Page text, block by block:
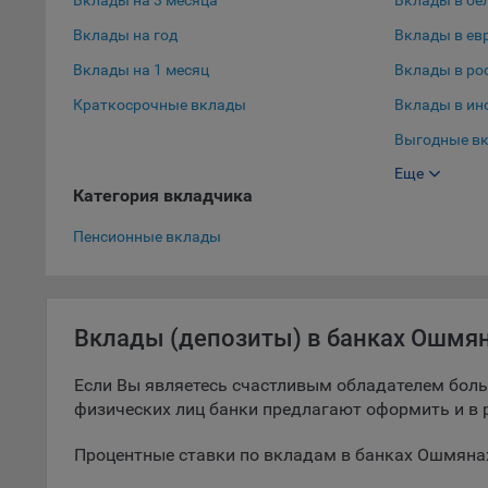
9.5.
При
Вклады на год
Вклады на 1 месяц
Краткосрочные вклады
Вклады в
Вклады в
Вклады в
Выгодные
Выгодные
Еще
Категория вкладчика
Пенсионные вклады
Вклады (депозиты) в банках
Если Вы являетесь счастливым обладателем
физических лиц банки предлагают оформить и в
Процентные ставки по вкладам в банках